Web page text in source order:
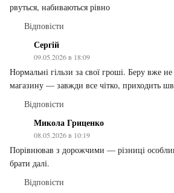
рвуться, набиваються рівно
Відповісти
Сергій
09.05.2026 в 18:09
Нормальні гільзи за свої гроші. Беру вже
магазину — завжди все чітко, приходить
Відповісти
Микола Гриценко
08.05.2026 в 10:19
Порівнював з дорожчими — різниці
брати далі.
Відповісти